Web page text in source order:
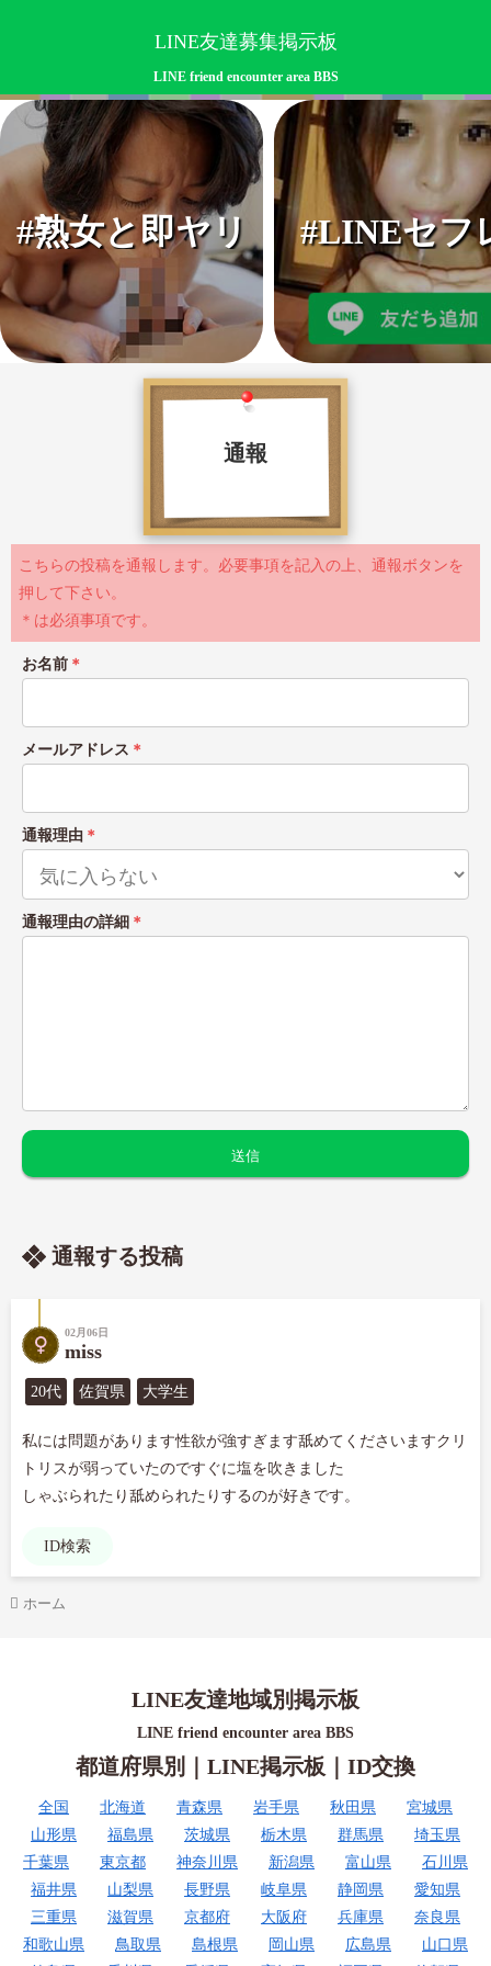
LINE友達募集掲示板
LINE friend encounter area BBS
#熟女と即ヤリ #LINEセフ
通報
こちらの投稿を通報します。必要事項を記入の上、通報ボタンを
押して下さい。
＊は必須事項です。
お名前 ＊
メールアドレス ＊
通報理由 ＊
通報理由の詳細 ＊
通報する投稿
02月06日
miss
20代 佐賀県 大学生
私には問題があります性欲が強すぎます舐めてくださいますクリ
トリスが弱っていたのですぐに塩を吹きました
しゃぶられたり舐められたりするのが好きです。
ID検索
ホーム
LINE友達地域別掲示板
LINE friend encounter area BBS
都道府県別｜LINE掲示板｜ID交換
全国 北海道 青森県 岩手県 秋田県
宮城県
山形県
福島県 茨城県 栃木県 群馬県
埼玉県
千葉県
東京都 神奈川県 新潟県 富山県
石川県
福井県
山梨県 長野県 岐阜県 静岡県
愛知県
三重県
滋賀県 京都府 大阪府 兵庫県
奈良県
和歌山県
鳥取県 島根県 岡山県 広島県
山口県